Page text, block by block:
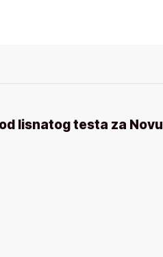
lisnatog testa za Novu